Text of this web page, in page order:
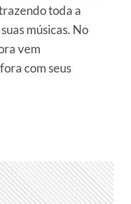
toda a
músicas. No
vem
com seus